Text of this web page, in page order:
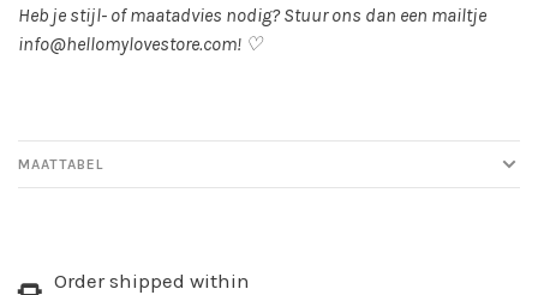
Heb je stijl- of maatadvies nodig? Stuur ons dan een mailtje
info@hellomylovestore.com! ♡
MAATTABEL
Order shipped within